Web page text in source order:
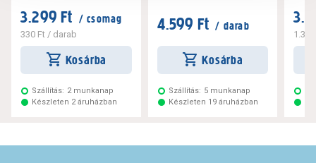
3.299 Ft / csomag
330 Ft / darab
Kosárba
Szállítás: 2 munkanap
Készleten 2 áruházban
4.599 Ft / darab
Kosárba
Szállítás: 5 munkanap
Készleten 19 áruházban